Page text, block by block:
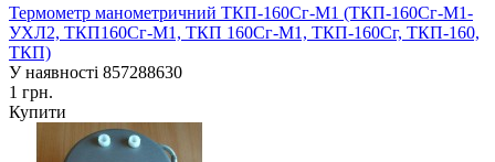
Термометр манометричний ТКП-160Сг-М1 (ТКП-160Сг-М1-
УХЛ2, ТКП160Сг-М1, ТКП 160Сг-М1, ТКП-160Сг, ТКП-160,
ТКП)
У наявності 857288630
1 грн.
Купити